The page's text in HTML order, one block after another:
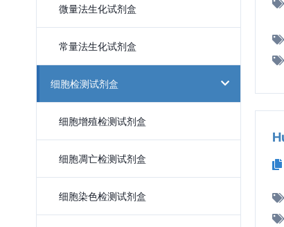
微量法生化试剂盒
常量法生化试剂盒
细胞检测试剂盒
细胞增殖检测试剂盒
细胞凋亡检测试剂盒
细胞染色检测试剂盒